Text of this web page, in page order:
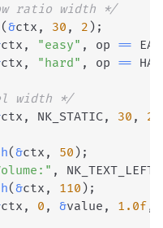
ratio width */
(&ctx , 30 , 2 ) ;
ctx , "easy" , op ==
ctx , "hard" , op ==
width */
ctx , NK_STATIC, 30 , 2
(&ctx , 50 ) ;
, NK_TEXT_LEFT
(&ctx , 110 ) ;
ctx , 0 , &value , 1.0f,